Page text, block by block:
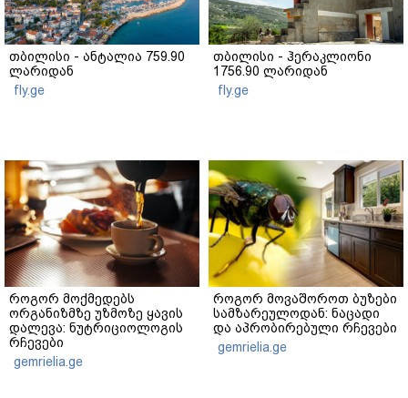
თბილისი - ანტალია 759.90
ლარიდან
fly.ge
თბილისი - ჰერაკლიონი
1756.90 ლარიდან
fly.ge
როგორ მოქმედებს
ორგანიზმზე უზმოზე ყავის
დალევა: ნუტრიციოლოგის
რჩევები
gemrielia.ge
როგორ მოვაშოროთ ბუზები
სამზარეულოდან: ნაცადი
და აპრობირებული რჩევები
gemrielia.ge